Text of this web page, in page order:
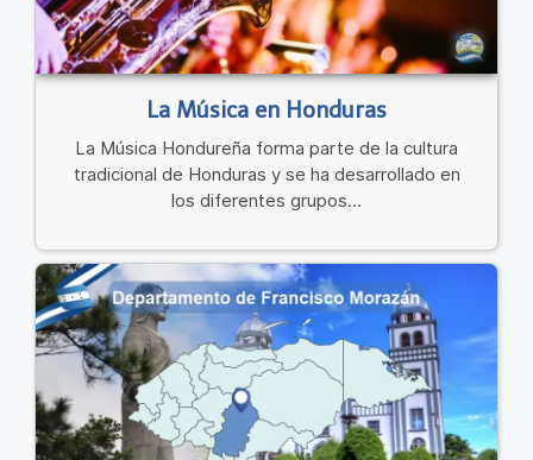
La Música en Honduras
La Música Hondureña forma parte de la cultura
tradicional de Honduras y se ha desarrollado en
los diferentes grupos...